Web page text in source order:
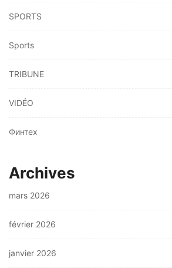
SPORTS
Sports
TRIBUNE
VIDÉO
Финтех
Archives
mars 2026
février 2026
janvier 2026